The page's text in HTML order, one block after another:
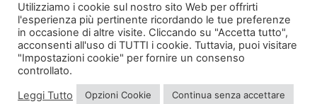
INFO
Account
Utilizziamo i cookie sul nostro sito Web per offrirti
l'esperienza più pertinente ricordando le tue preferenze
in occasione di altre visite. Cliccando su "Accetta tutto",
acconsenti all'uso di TUTTI i cookie. Tuttavia, puoi visitare
"Impostazioni cookie" per fornire un consenso
controllato.
Leggi Tutto
Opzioni Cookie Continua senza accettare